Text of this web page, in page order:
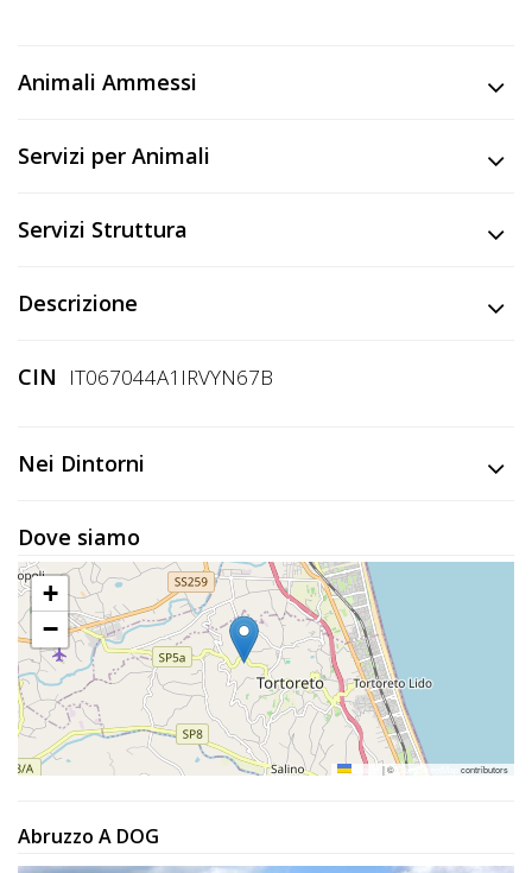
Accedi
Registrati
Animali Ammessi
Servizi per Animali
Servizi Struttura
Descrizione
CIN IT067044A1IRVYN67B
Nei Dintorni
Dove siamo
+
−
|© OpenStreetMap contributors
Abruzzo A DOG